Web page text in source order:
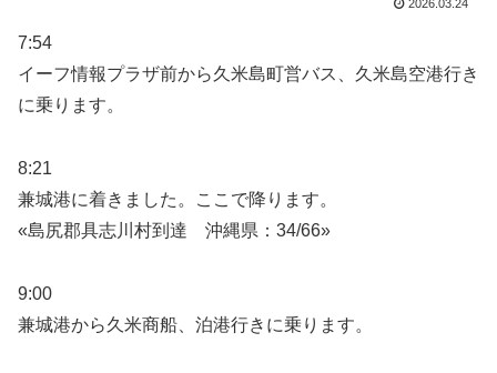
2026.03.24
7:54
イーフ情報プラザ前から久米島町営バス、久米島空港行き
に乗ります。
8:21
兼城港に着きました。ここで降ります。
«島尻郡具志川村到達 沖縄県：34/66»
9:00
兼城港から久米商船、泊港行きに乗ります。